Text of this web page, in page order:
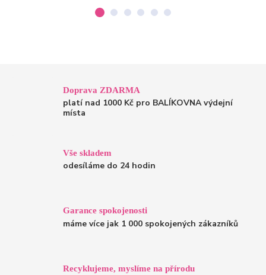
Doprava ZDARMA
platí nad 1000 Kč pro BALÍKOVNA výdejní
místa
Vše skladem
odesíláme do 24 hodin
Garance spokojenosti
máme více jak 1 000 spokojených zákazníků
Recyklujeme, myslíme na přírodu